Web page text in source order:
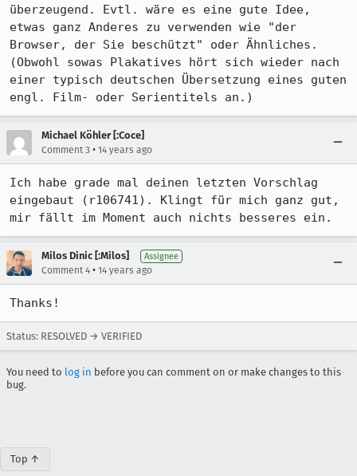
überzeugend. Evtl. wäre es eine gute Idee,
etwas ganz Anderes zu verwenden wie "der
Browser, der Sie beschützt" oder Ähnliches.
(Obwohl sowas Plakatives hört sich wieder nach
einer typisch deutschen Übersetzung eines guten
engl. Film- oder Serientitels an.)
Michael Köhler [:Coce]
Comment 3 • 14 years ago
Ich habe grade mal deinen letzten Vorschlag
eingebaut (r106741). Klingt für mich ganz gut,
mir fällt im Moment auch nichts besseres ein.
Milos Dinic [:Milos] Assignee
Comment 4 • 14 years ago
Thanks!
Status: RESOLVED → VERIFIED
You need to log in before you can comment on or make changes to this
bug.
Top ↑